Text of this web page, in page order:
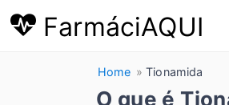
FarmáciAQUI
Home Tionamida
O que é